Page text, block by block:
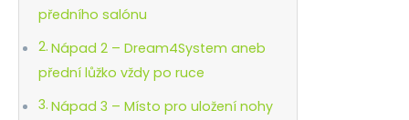
předního salónu
Nápad 2 – Dream4System aneb
přední lůžko vždy po ruce
Nápad 3 – Místo pro uložení nohy